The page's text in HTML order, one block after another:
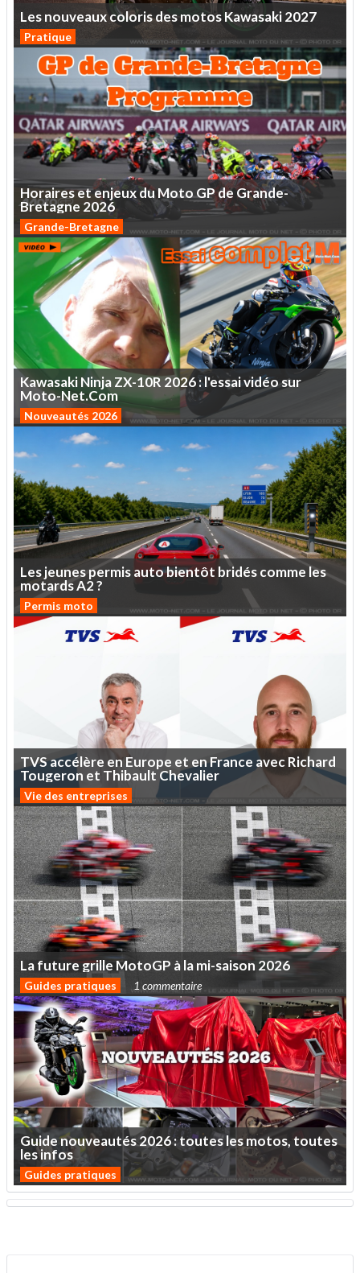
LesnouveauxcolorisdesmotosKawasaki2027
Pratique
HorairesetenjeuxduMotoGPdeGrande-
Bretagne 2026
Grande-Bretagne
KawasakiNinjaZX-10R2026:l'essaividéosur
Moto-Net.Com
Nouveautés 2026
Lesjeunespermisautobientôt bridéscommeles
motardsA2?
Permis moto
TVSaccélère enEurope et enFrance avecRichard
Tougeron et Thibault Chevalier
Vie des entreprises
Lafuturegrille MotoGP àlami-saison 2026
Guides pratiques 1 commentaire
Guidenouveautés2026:touteslesmotos,toutes
lesinfos
Guides pratiques